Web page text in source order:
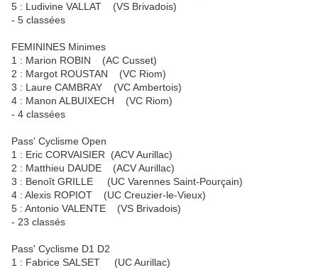
5 : Ludivine VALLAT (VS Brivadois)
- 5 classées
FEMININES Minimes
1 : Marion ROBIN (AC Cusset)
2 : Margot ROUSTAN (VC Riom)
3 : Laure CAMBRAY (VC Ambertois)
4 : Manon ALBUIXECH (VC Riom)
- 4 classées
Pass' Cyclisme Open
1 : Eric CORVAISIER (ACV Aurillac)
2 : Matthieu DAUDE (ACV Aurillac)
3 : Benoît GRILLE (UC Varennes Saint-Pourçain)
4 : Alexis ROPIOT (UC Creuzier-le-Vieux)
5 : Antonio VALENTE (VS Brivadois)
- 23 classés
Pass' Cyclisme D1 D2
1 : Fabrice SALSET (UC Aurillac)